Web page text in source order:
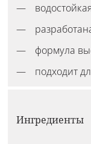
формула
подходит
Ингредиенты